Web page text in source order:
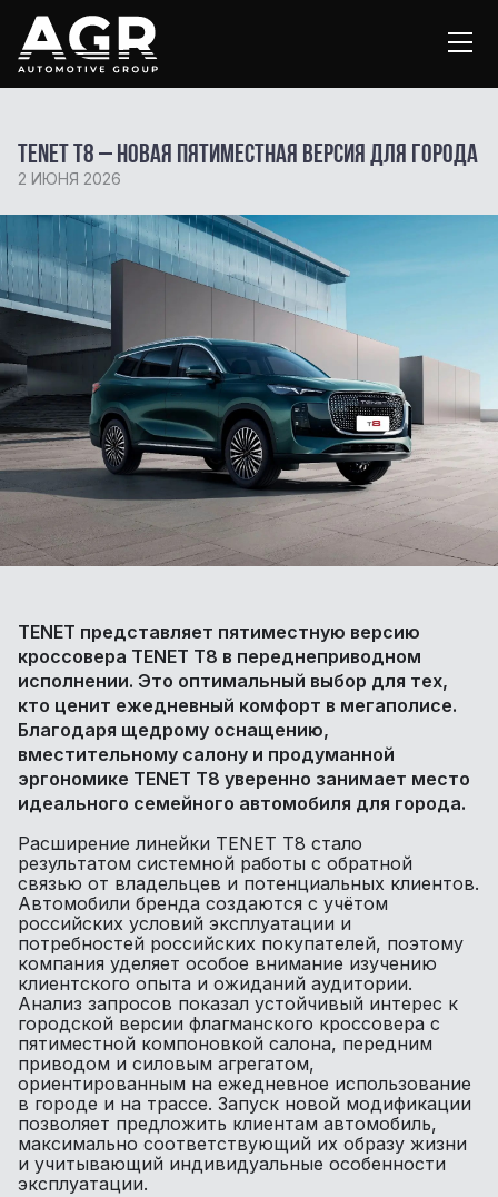
TENET T8 – новая пятиместная версия для города
2 ИЮНЯ 2026
TENET представляет пятиместную версию
кроссовера TENET Т8 в переднеприводном
исполнении. Это оптимальный выбор для тех,
кто ценит ежедневный комфорт в мегаполисе.
Благодаря щедрому оснащению,
вместительному салону и продуманной
эргономике TENET T8 уверенно занимает место
идеального семейного автомобиля для города.
Расширение линейки TENET T8 стало
результатом системной работы с обратной
связью от владельцев и потенциальных клиентов.
Автомобили бренда создаются с учётом
российских условий эксплуатации и
потребностей российских покупателей, поэтому
компания уделяет особое внимание изучению
клиентского опыта и ожиданий аудитории.
Анализ запросов показал устойчивый интерес к
городской версии флагманского кроссовера с
пятиместной компоновкой салона, передним
приводом и силовым агрегатом,
ориентированным на ежедневное использование
в городе и на трассе. Запуск новой модификации
позволяет предложить клиентам автомобиль,
максимально соответствующий их образу жизни
и учитывающий индивидуальные особенности
эксплуатации.